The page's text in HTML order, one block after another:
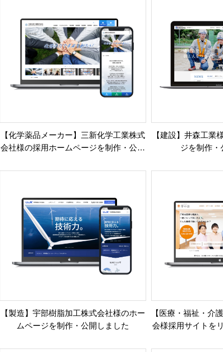
【化学薬品メーカー】三新化学工業株式
会社様の採用ホームページを制作・公開
【建設】井森工業
ジを制作・
【製造】宇部樹脂加工株式会社様のホー
ムページを制作・公開しました
【医療・福祉・介
会様採用サイトを